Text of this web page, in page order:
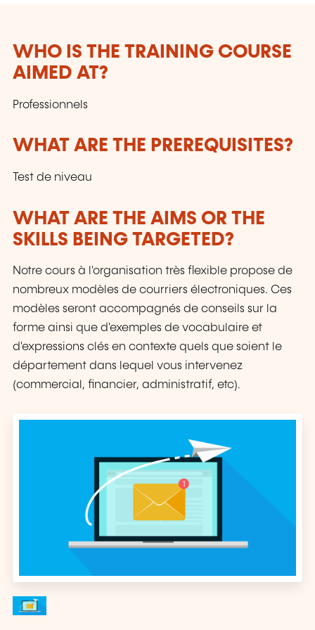
WHO IS THE TRAINING COURSE
AIMED AT?
Professionnels
WHAT ARE THE PREREQUISITES?
Test de niveau
WHAT ARE THE AIMS OR THE
SKILLS BEING TARGETED?
Notre cours à l'organisation très flexible propose de
nombreux modèles de courriers électroniques. Ces
modèles seront accompagnés de conseils sur la
forme ainsi que d'exemples de vocabulaire et
d'expressions clés en contexte quels que soient le
département dans lequel vous intervenez
(commercial, financier, administratif, etc).